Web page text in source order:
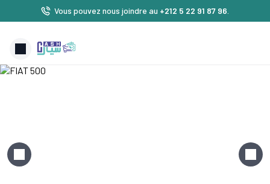
Vous pouvez nous joindre au +212 5 22 91 87 96